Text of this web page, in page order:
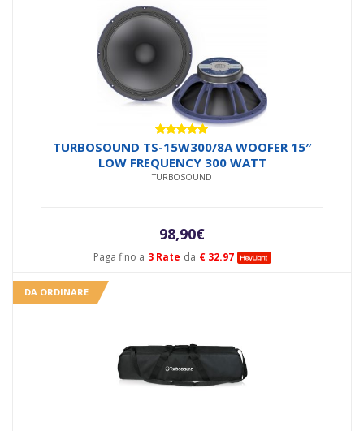
Paga fino a 3 Rate da € 32.97
Valutato
5.00su 5
TURBOSOUND TS-15W300/8A WOOFER 15″
LOW FREQUENCY 300 WATT
TURBOSOUND
98,90€
DA ORDINARE